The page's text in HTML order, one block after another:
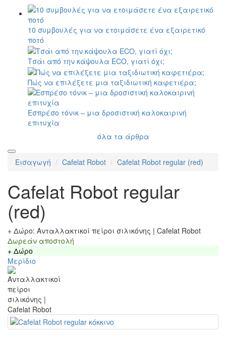
10 συμβουλές για να ετοιμάσετε ένα εξαιρετικό
ποτό
Τσάι από την κάψουλα ECO, γιατί όχι;
Πώς να επιλέξετε μια ταξιδιωτική καφετιέρα;
Εσπρέσο τόνικ – μια δροσιστική καλοκαιρινή
επιτυχία
όλα τα άρθρα
Εισαγωγή Cafelat Robot Cafelat Robot regular (red)
Cafelat Robot regular
(red)
+ Δώρο: Ανταλλακτικοί πείροι σιλικόνης | Cafelat Robot
Δωρεάν αποστολή
+ Δώρο
Μερίδιο